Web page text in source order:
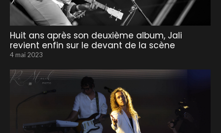
Huit ans après son deuxième album, Jali
revient enfin sur le devant de la scène
4 mai 2023